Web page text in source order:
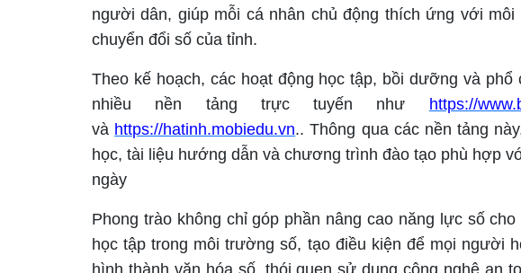
người dân, giúp mỗi cá nhân chủ động thích ứng với
chuyển đổi số của tỉnh.
Theo kế hoạch, các hoạt động học tập, bồi dưỡng và
nhiều nền tảng trực tuyến như https://
và https://hatinh.mobiedu.vn.. Thông qua các nền tảng
học, tài liệu hướng dẫn và chương trình đào tạo phù hợp
ngày
Phong trào không chỉ góp phần nâng cao năng lực số
học tập trong môi trường số, tạo điều kiện để mọi người
hình thành văn hóa số, thói quen sử dụng công nghệ an